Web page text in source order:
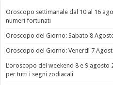
Oroscopo settimanale dal 10 al 16
numeri fortunati
Oroscopo del Giorno: Sabato 8
Oroscopo del Giorno: Venerdì 7
L’oroscopo del weekend 8 e 9
per tutti i segni zodiacali